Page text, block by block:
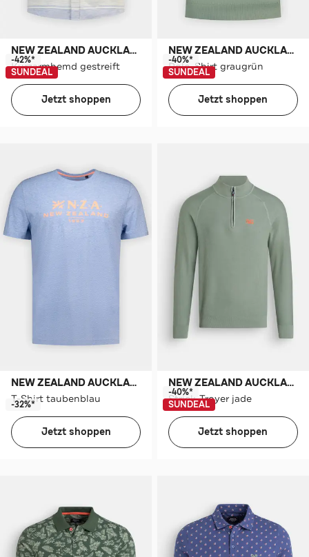
NEW ZEALAND AUCKLAND
Kurzarmhemd gestreift
-42%*
SUNDEAL
Jetzt shoppen
NEW ZEALAND AUCKLAND
Polo-Shirt graugrün
-40%*
SUNDEAL
Jetzt shoppen
NEW ZEALAND AUCKLAND
T-Shirt taubenblau
-32%*
Jetzt shoppen
NEW ZEALAND AUCKLAND
Strick-Troyer jade
-40%*
SUNDEAL
Jetzt shoppen